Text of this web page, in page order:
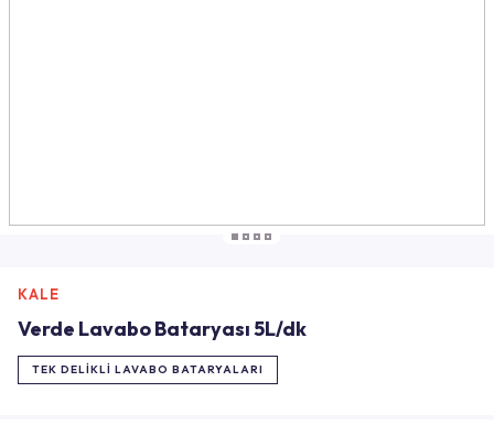
KALE
Verde Lavabo Bataryası 5L/dk
TEK DELIKLI LAVABO BATARYALARI